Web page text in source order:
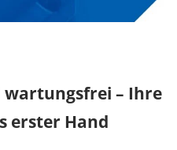
– Ihre
erster Hand